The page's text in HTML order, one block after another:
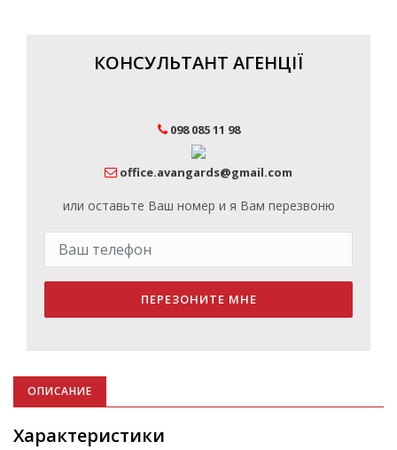
КОНСУЛЬТАНТ АГЕНЦІЇ
098 085 11 98
office.avangards@gmail.com
или оставьте Ваш номер и я Вам перезвоню
ПЕРЕЗОНИТЕ МНЕ
ОПИСАНИЕ
Характеристики